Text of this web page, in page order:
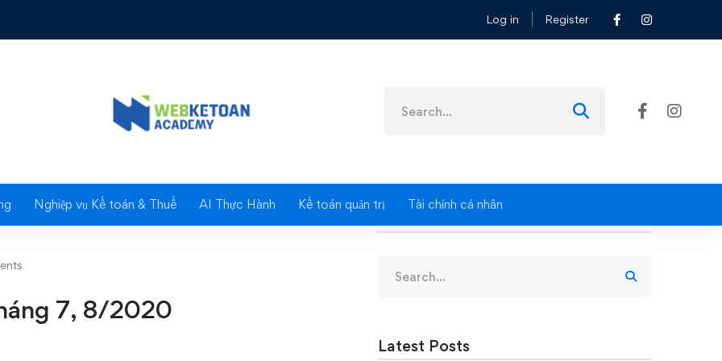
Log in Register
for:
Nghiệp vụ Kế toán & Thuế AI Thực Hành Kế toán quản trị Tài chính cá nhân
tệ tháng 7, 8/2020
7, 8/2020
for:
Latest Posts